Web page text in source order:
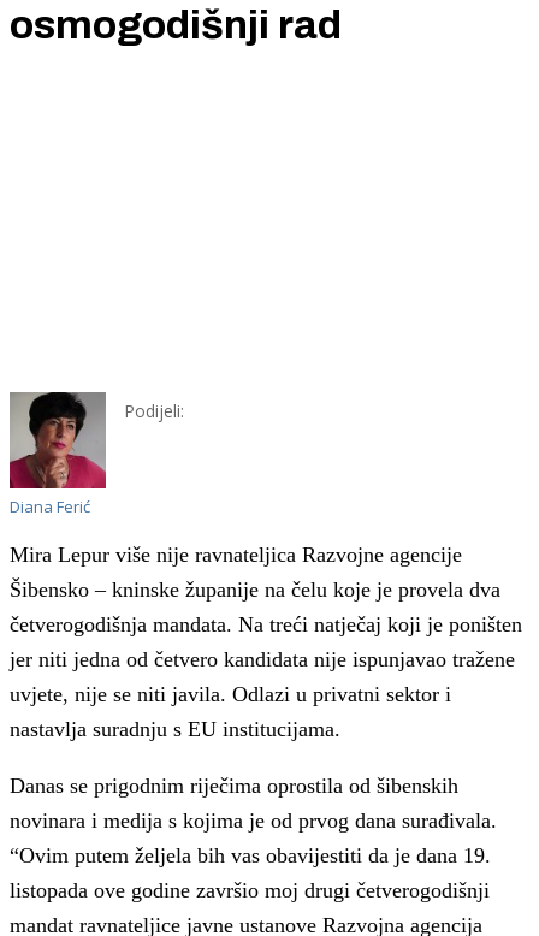
osmogodišnji rad
Diana Ferić
Podijeli:
Mira Lepur više nije ravnateljica Razvojne agencije
Šibensko – kninske županije na čelu koje je provela dva
četverogodišnja mandata. Na treći natječaj koji je poništen
jer niti jedna od četvero kandidata nije ispunjavao tražene
uvjete, nije se niti javila. Odlazi u privatni sektor i
nastavlja suradnju s EU institucijama.
Danas se prigodnim riječima oprostila od šibenskih
novinara i medija s kojima je od prvog dana surađivala.
“Ovim putem željela bih vas obavijestiti da je dana 19.
listopada ove godine završio moj drugi četverogodišnji
mandat ravnateljice javne ustanove Razvojna agencija